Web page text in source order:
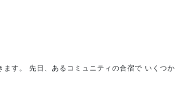
す。 先日、あるコミュニティの合宿で いくつ